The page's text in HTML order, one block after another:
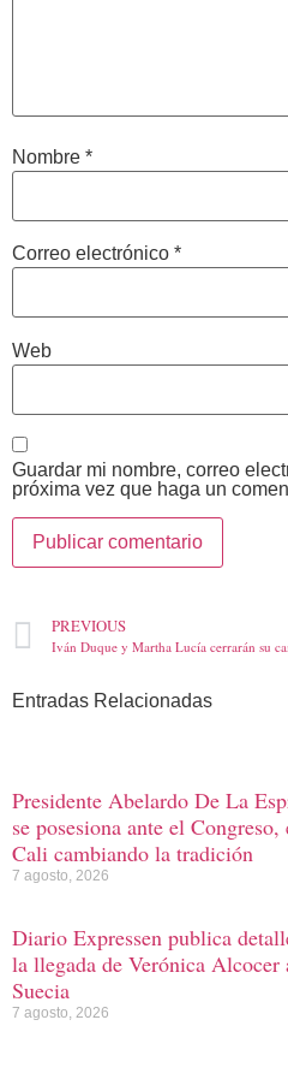
Nombre *
Correo electrónico *
Web
Guardar mi nombre, correo
próxima vez que haga un
PREVIOUS
Entradas Relacionadas
Presidente Abelardo De La
se posesiona ante el Congreso,
Cali cambiando la tradición
7 agosto, 2026
Diario Expressen publica
la llegada de Verónica Alcocer
Suecia
7 agosto, 2026